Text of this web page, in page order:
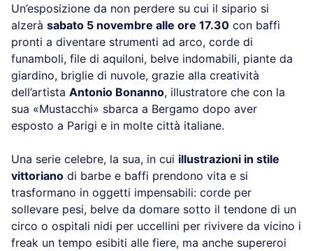
Un’esposizione da non perdere su cui il sipario si
alzerà sabato 5 novembre alle ore 17.30 con baffi
pronti a diventare strumenti ad arco, corde di
funamboli, file di aquiloni, belve indomabili, piante da
giardino, briglie di nuvole, grazie alla creatività
dell’artista Antonio Bonanno, illustratore che con la
sua «Mustacchi» sbarca a Bergamo dopo aver
esposto a Parigi e in molte città italiane.
Una serie celebre, la sua, in cui illustrazioni in stile
vittoriano di barbe e baffi prendono vita e si
trasformano in oggetti impensabili: corde per
sollevare pesi, belve da domare sotto il tendone di un
circo o ospitali nidi per uccellini per rivivere da vicino i
freak un tempo esibiti alle fiere, ma anche supereroi